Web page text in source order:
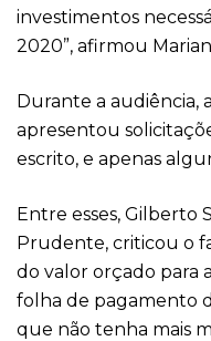
investimentos
2020”, afirmou
Durante a audiência,
apresentou
escrito, e apenas
Entre esses, Gilberto
Prudente, criticou o
do valor orçado para
folha de pagamento
que não tenha mais